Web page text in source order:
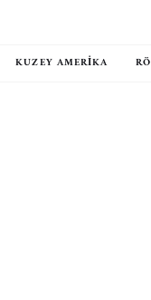
KUZEY AMERIKA